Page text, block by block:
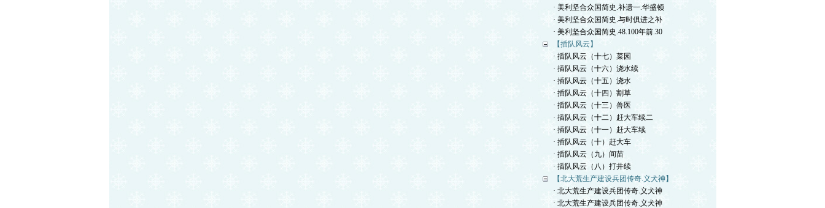
· 美利坚合众国简史.补遗一.华盛顿
· 美利坚合众国简史.与时俱进之补
· 美利坚合众国简史.48.100年前.30
【插队风云】
· 插队风云（十七）菜园
· 插队风云（十六）浇水续
· 插队风云（十五）浇水
· 插队风云（十四）割草
· 插队风云（十三）兽医
· 插队风云（十二）赶大车续二
· 插队风云（十一）赶大车续
· 插队风云（十）赶大车
· 插队风云（九）间苗
· 插队风云（八）打井续
【北大荒生产建设兵团传奇.义犬神】
· 北大荒生产建设兵团传奇.义犬神
· 北大荒生产建设兵团传奇.义犬神